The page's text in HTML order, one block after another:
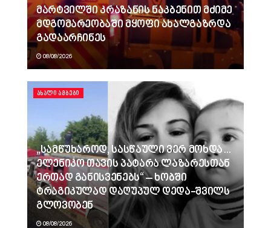
მარტვილში კრაზანის ნაკბენით მძიმე
მდგომარეობაში მყოფი ახალგაზრდა
გადაარჩინეს
08/08/2026
ᲐᲮᲐᲚᲘ ᲐᲛᲑᲔᲑᲘ
„სამწუხაროდ, სასწაული ვერ მოხდა…
ელენიკო თავის პატარა ლაზარესთან
ერთად განისვენებს“ – ხობში
ტრაგიკულად დაღუპულ დედა-შვილს
გლოვობენ
08/08/2026